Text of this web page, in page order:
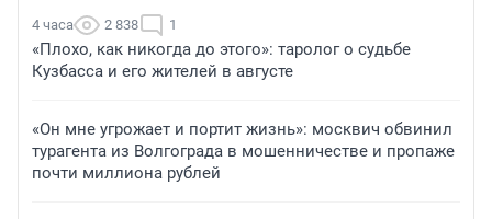
4 часа 2 838 1
«Плохо, как никогда до этого»: таролог о судьбе
Кузбасса и его жителей в августе
«Он мне угрожает и портит жизнь»: москвич обвинил
турагента из Волгограда в мошенничестве и пропаже
почти миллиона рублей